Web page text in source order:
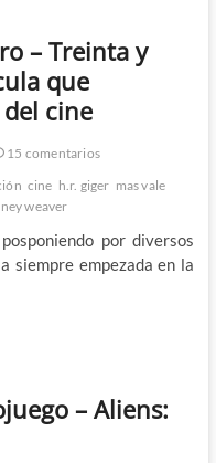
– Treinta y
que
cine
15 comentarios
cine h.r. giger mas vale
weaver
por diversos
siempre empezada en la
– Aliens: